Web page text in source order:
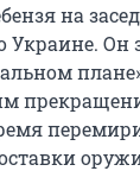
на
Украине. Он